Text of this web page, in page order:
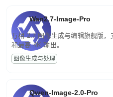
Wan2.7-Image-Pro
万相 2.7 图像生成与编辑旗舰版
和最高 4K 输出。
图像生成与处理
Qwen-Image-2.0-Pro